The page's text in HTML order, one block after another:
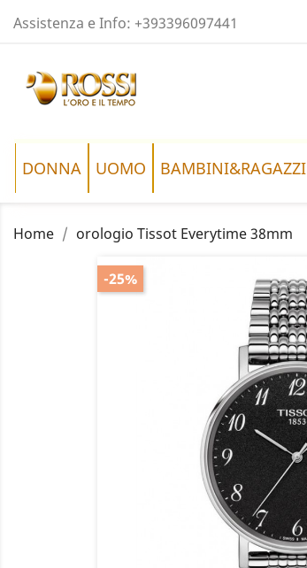
Assistenza e Info: +393396097441
DONNA UOMO BAMBINI&RAGAZZI
Home orologio Tissot Everytime 38mm
-25%